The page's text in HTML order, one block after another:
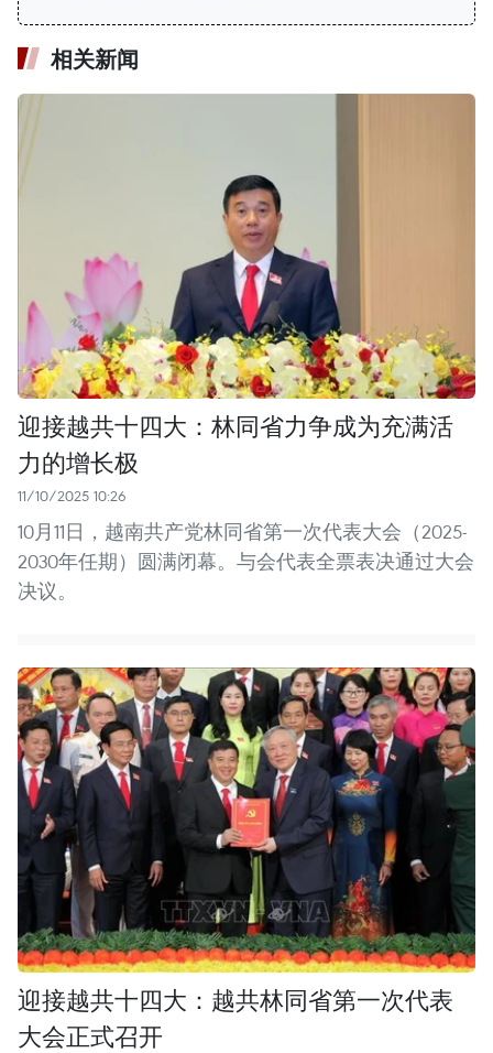
相关新闻
迎接越共十四大：林同省力争成为充满活
力的增长极
11/10/2025 10:26
10月11日，越南共产党林同省第一次代表大会（2025-
2030年任期）圆满闭幕。与会代表全票表决通过大会
决议。
迎接越共十四大：越共林同省第一次代表
大会正式召开